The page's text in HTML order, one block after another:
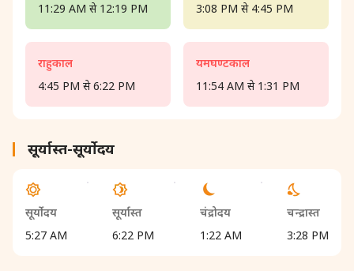
11:29 AM से 12:19 PM
राहुकाल
4:45 PM से 6:22 PM
3:08 PM से 4:45 PM
यमघण्टकाल
11:54 AM से 1:31 PM
सूर्यास्त-सूर्योदय
सूर्योदय
5:27 AM
सूर्यास्त
6:22 PM
चंद्रोदय
1:22 AM
चन्द्रास्त
3:28 PM